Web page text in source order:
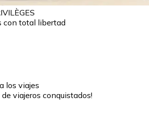
con total libertad
los viajes
de viajeros conquistados!